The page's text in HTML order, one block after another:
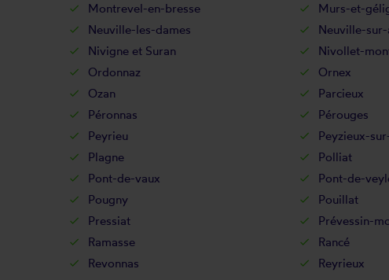
Montrevel-en-bresse
Murs-et-
Neuville-les-dames
Neuville-
Nivigne et Suran
Nivollet-
Ordonnaz
Ornex
Ozan
Parcieux
Péronnas
Pérouges
Peyrieu
Peyzieux-
Plagne
Polliat
Pont-de-vaux
Pont-de-
Pougny
Pouillat
Pressiat
Prévessin-
Ramasse
Rancé
Revonnas
Reyrieux